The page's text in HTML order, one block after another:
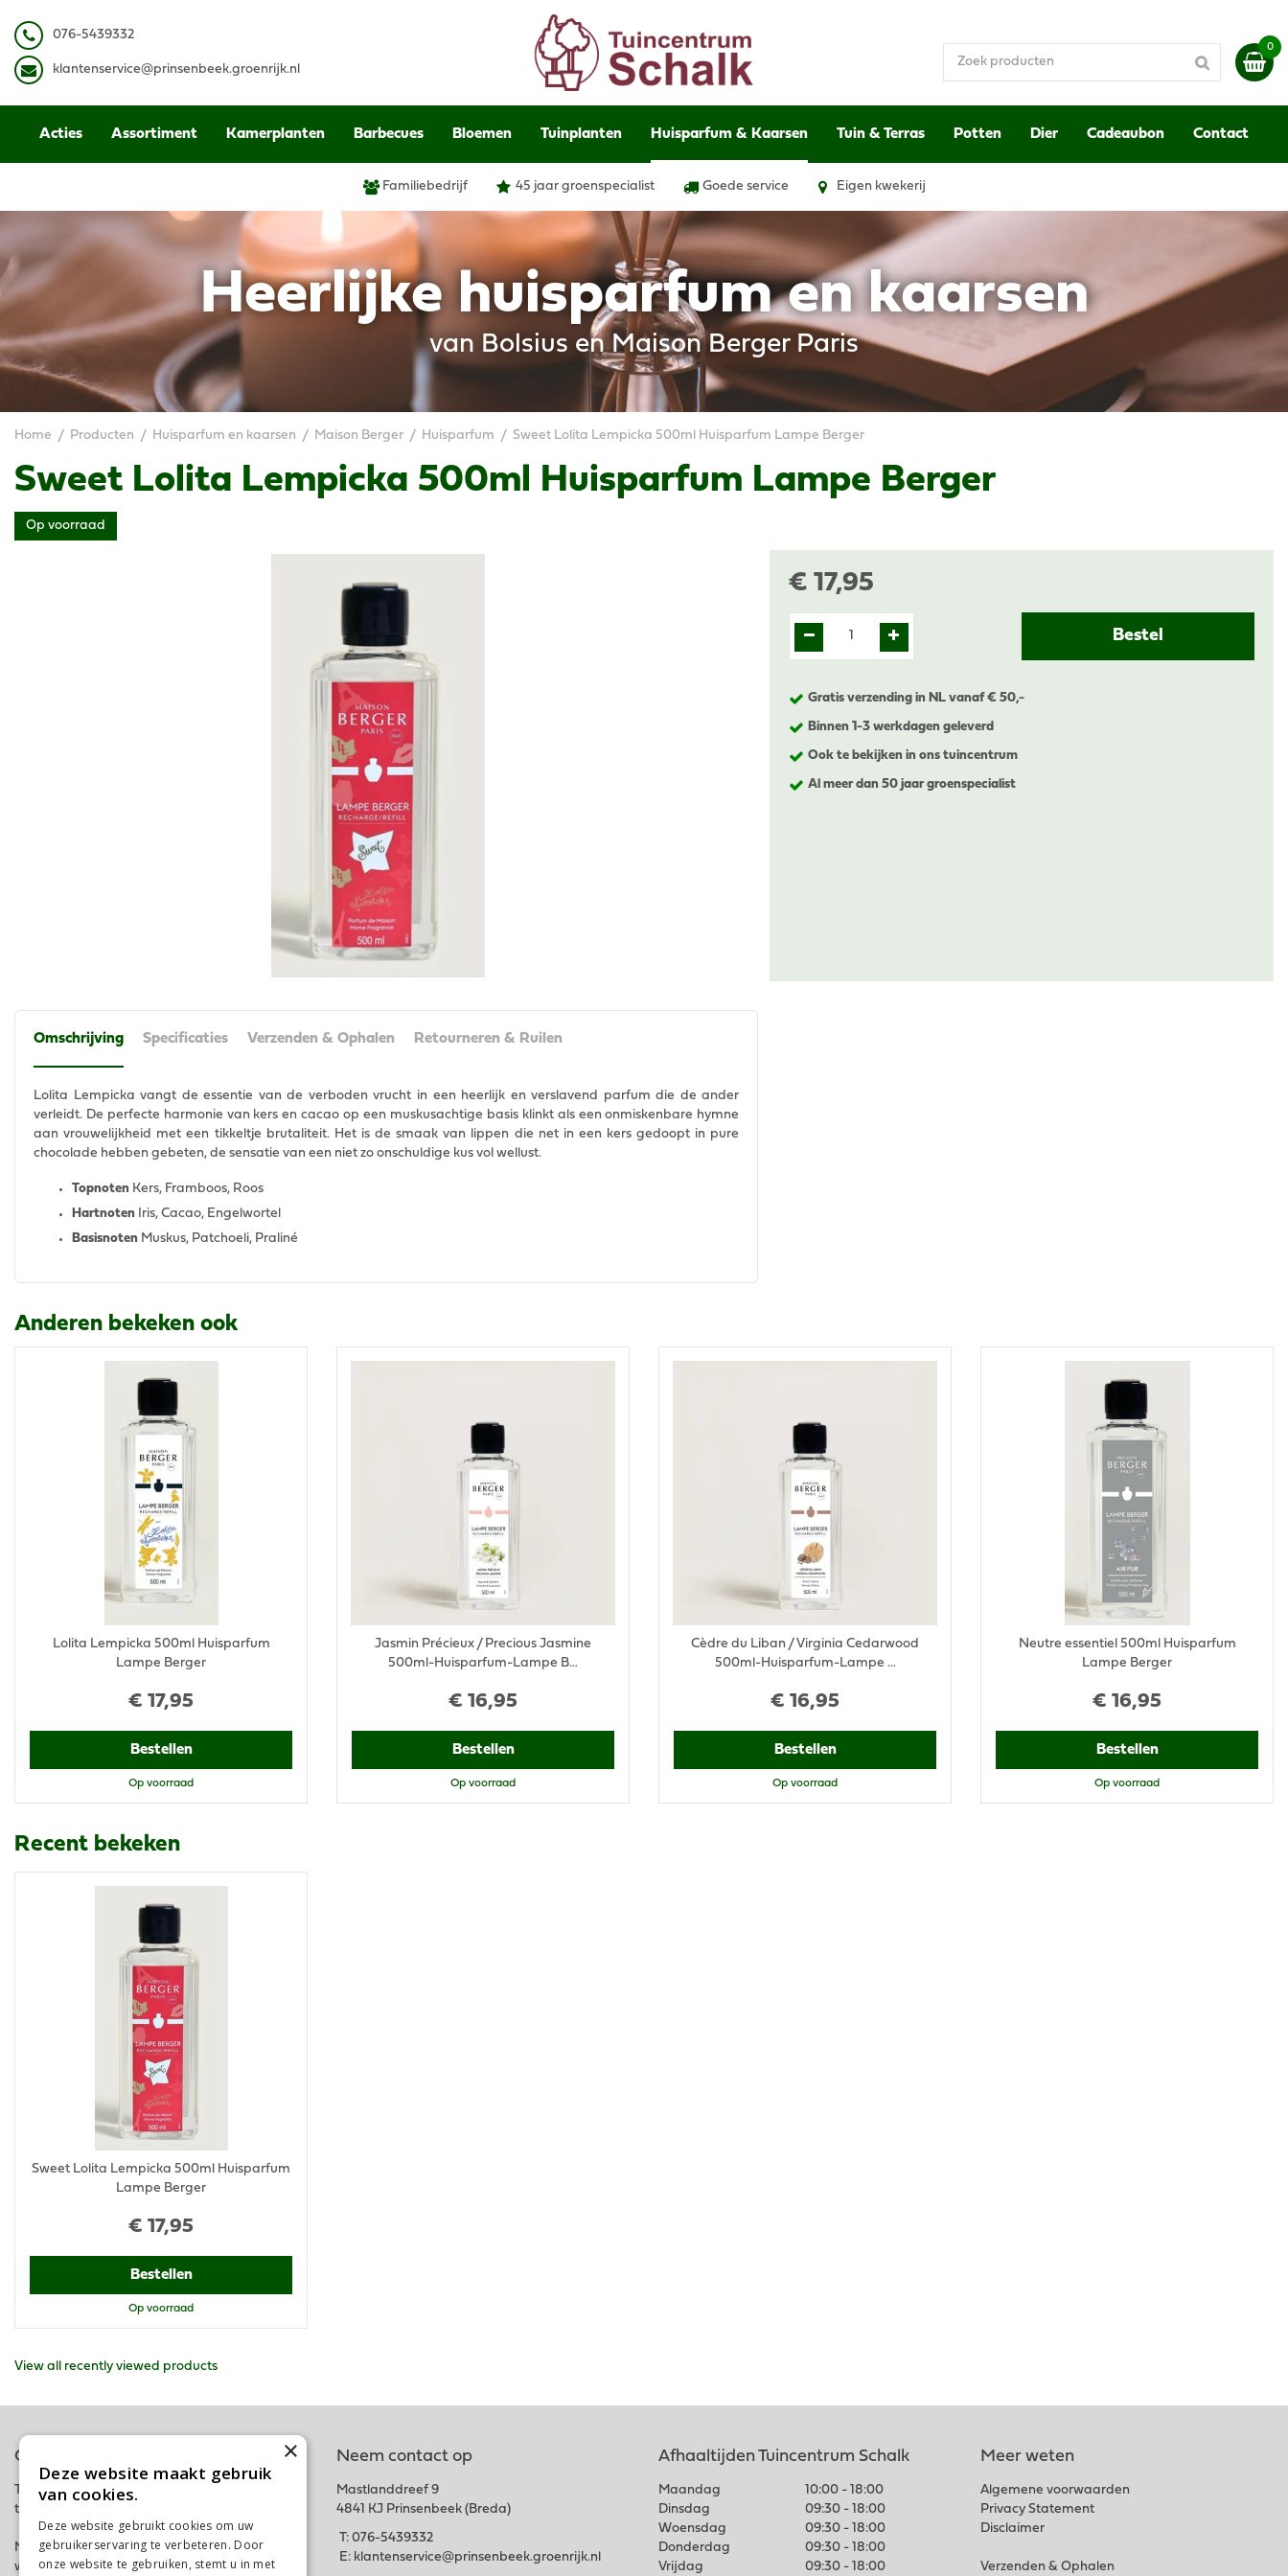
naar
content
Heerlijke huisparfum en kaarsen
van Bolsius en Maison Berger Paris
Home Producten Huisparfum en kaarsen Maison Berger Huisparfum Sweet Lolita Lempicka 500ml Huisparfum Lampe Berger
076-5439332
k lantenservice@prinsenbeek.groenrijk.nl
Acties Assortiment Kamerplanten Barbecues Bloemen Tuinplanten Huisparfum & Kaarsen Tuin & Terras Potten Dier Cadeaubon Contact
Familiebedrijf 45 jaar groenspecialist Goede service Eigen kwekerij
Sweet Lolita Lempicka 500ml Huisparfum Lampe Berger
Op voorraad
€ 17,95
Gratis verzending in NL vanaf € 50,-
Binnen 1-3 werkdagen geleverd
Ook te bekijken in ons tuincentrum
Al meer dan 50 jaar groenspecialist
Omschrijving Specificaties Verzenden & Ophalen Retourneren & Ruilen
Lolita Lempicka vangt de essentie van de verboden vrucht in een heerlijk en verslavend parfum die de ander
verleidt. De perfecte harmonie van kers en cacao op een muskusachtige basis klinkt als een onmiskenbare hymne
aan vrouwelijkheid met een tikkeltje brutaliteit. Het is de smaak van lippen die net in een kers gedoopt in pure
chocolade hebben gebeten, de sensatie van een niet zo onschuldige kus vol wellust.
Topnoten Kers, Framboos, Roos
Hartnoten
Iris, Cacao, Engelwortel
Basisnoten Muskus, Patchoeli, Praliné
Anderen bekeken ook
€ 17,95
Lolita Lempicka 500ml Huisparfum
Lampe Berger
Bestellen
Op voorraad
€ 16,95
Jasmin Précieux / Precious Jasmine
500ml-Huisparfum-Lampe B…
Bestellen
Op voorraad
€ 16,95
Cèdre du Liban / Virginia Cedarwood
500ml-Huisparfum-Lampe …
Bestellen
Op voorraad
€ 16,95
Neutre essentiel 500ml Huisparfum
Lampe Berger
Bestellen
Op voorraad
Recent bekeken
€ 17,95
Sweet Lolita Lempicka 500ml Huisparfum
Lampe Berger
Bestellen
Op voorraad
View all recently viewed products
Online tuincentrum
Tuincentrum Schalk is onderdeel van het fysieke
tuincentrum GroenRijk Schalk nabij Breda.
Met deze webshop hopen wij iedereen in zijn
wensen te kunnen voorzien. Bestel gemakkelijk
Neem contact op
Mastlanddreef 9
4841 KJ Prinsenbeek (Breda)
T: 076-5439332
E: klantenservice@prinsenbeek.groenrijk.nl
Afhaaltijden Tuincentrum Schalk
Maandag
10:00 - 18:00
Dinsdag
09:30 - 18:00
Woensdag
09:30 - 18:00
Donderdag
09:30 - 18:00
Vrijdag
09:30 - 18:00
Meer weten
Algemene voorwaarden
Privacy Statement
Disclaimer
Verzenden & Ophalen
×
Deze website maakt gebruik
van cookies.
Deze website gebruikt cookies om uw
gebruikerservaring te verbeteren. Door
onze website te gebruiken, stemt u in met